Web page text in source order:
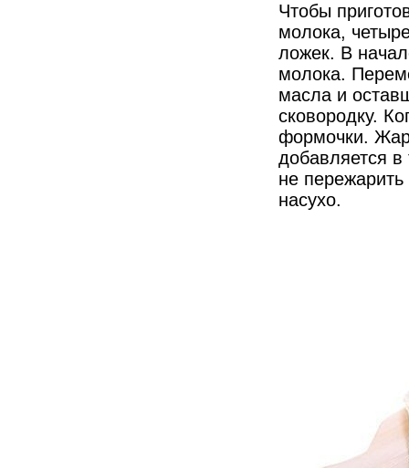
Чтобы
молока,
ложек. В
молока.
масла и
сковородку.
формочки.
добавляется
не
насухо.